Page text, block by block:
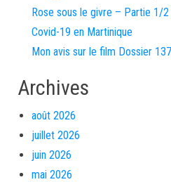
Rose sous le givre – Partie 1/2
Covid-19 en Martinique
Mon avis sur le film Dossier 137
Archives
août 2026
juillet 2026
juin 2026
mai 2026